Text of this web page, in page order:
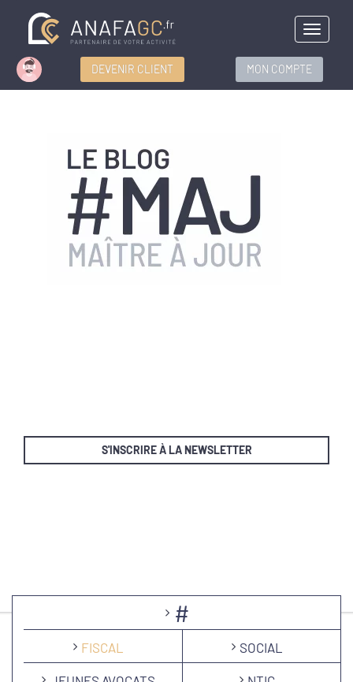
Menu
DEVENIR CLIENT MON COMPTE
S'INSCRIRE À LA NEWSLETTER
#
FISCAL SOCIAL